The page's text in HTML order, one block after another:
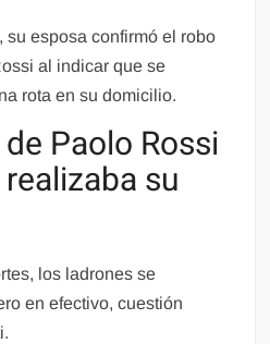
su esposa confirmó el robo
al indicar que se
rota en su domicilio.
Paolo Rossi
su
los ladrones se
en efectivo, cuestión